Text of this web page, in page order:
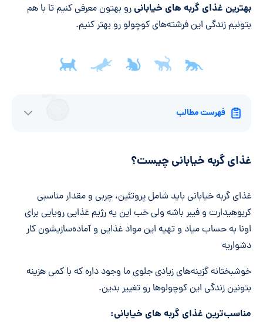
بهترین غذای گربه های خیابانیرو بهتون معرفی کنیم تا با هم
بتونیم زندگی این فرشته‌های کوچولو رو بهتر کنیم.
فهرست مطالب
غذای گربه خیابانی چیست؟
غذای گربه خیابانی باید شامل پروتئین، چربی و مقدار مناسبی
کربوهیدارت و فیبر باشه ولی خب این یه رژیم غذایی رویایی برای
اونا به حساب میاد و تهیه این مواد غذایی و آماده‌سازیشون کار
دشواریه
خوشبختانه گزینه‌های زیادی جلوی ما وجود داره که با کمی هزینه
بتونین زندگی این کوچولوها رو تغییر بدین.
مناسب‌ترین غذای گربه های خیابانی: